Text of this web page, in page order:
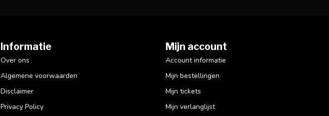
Informatie
Over ons
Algemene voorwaarden
Disclaimer
Privacy Policy
Mijn account
Account informatie
Mijn bestellingen
Mijn tickets
Mijn verlanglijst